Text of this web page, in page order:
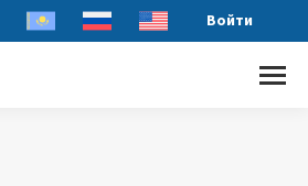
Войти